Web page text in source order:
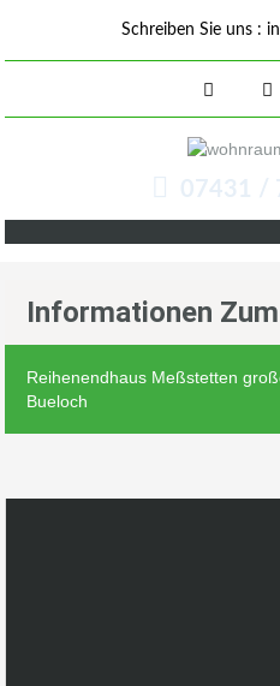
Schreiben Sie uns :
07431 /
Informationen
Reihenendhaus Meßstetten
Bueloch